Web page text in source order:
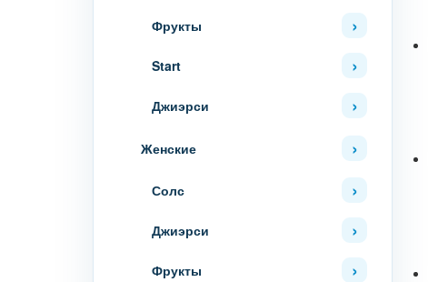
Фрукты
Start
Джиэрси
Женские
Солс
Джиэрси
Фрукты